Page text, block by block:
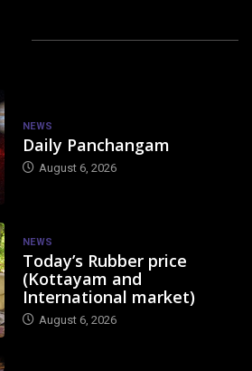
NEWS
Daily Panchangam
August 6, 2026
NEWS
Today’s Rubber price
(Kottayam and
International market)
August 6, 2026